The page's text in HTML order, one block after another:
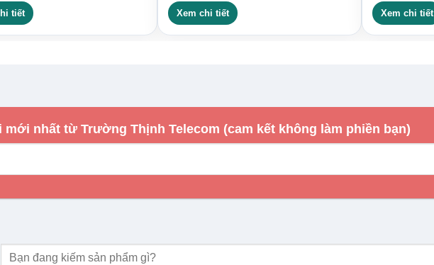
tiết Xem chi tiết
Xem chi tiết
mới nhất từ Trường Thịnh Telecom (cam kết không làm phiền bạn)
Tìm